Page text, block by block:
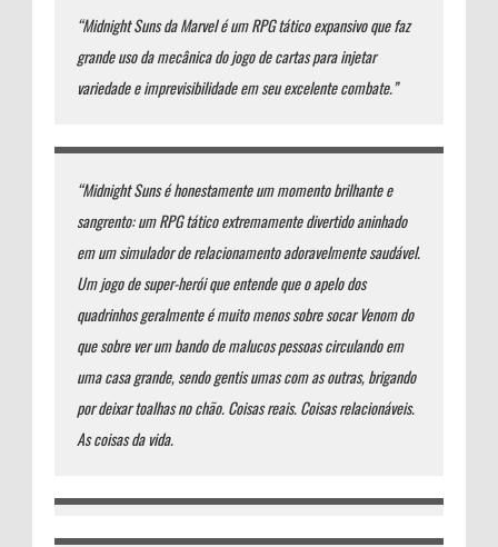
“Midnight Suns da Marvel é um RPG tático expansivo que faz
grande uso da mecânica do jogo de cartas para injetar
variedade e imprevisibilidade em seu excelente combate.”
“Midnight Suns é honestamente um momento brilhante e
sangrento: um RPG tático extremamente divertido aninhado
em um simulador de relacionamento adoravelmente saudável.
Um jogo de super-herói que entende que o apelo dos
quadrinhos geralmente é muito menos sobre socar Venom do
que sobre ver um bando de malucos pessoas circulando em
uma casa grande, sendo gentis umas com as outras, brigando
por deixar toalhas no chão. Coisas reais. Coisas relacionáveis.
As coisas da vida.